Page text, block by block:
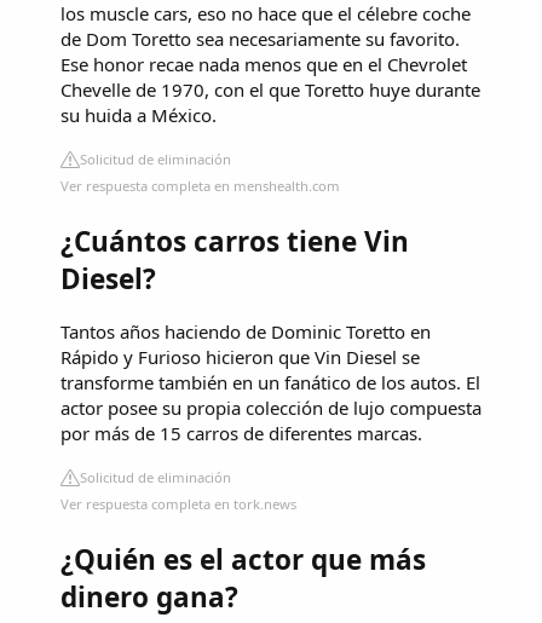
los muscle cars, eso no hace que el célebre coche
de Dom Toretto sea necesariamente su favorito.
Ese honor recae nada menos que en el Chevrolet
Chevelle de 1970, con el que Toretto huye durante
su huida a México.
Solicitud de eliminación
Ver respuesta completa en menshealth.com
¿Cuántos carros tiene Vin
Diesel?
Tantos años haciendo de Dominic Toretto en
Rápido y Furioso hicieron que Vin Diesel se
transforme también en un fanático de los autos. El
actor posee su propia colección de lujo compuesta
por más de 15 carros de diferentes marcas.
Solicitud de eliminación
Ver respuesta completa en tork.news
¿Quién es el actor que más
dinero gana?